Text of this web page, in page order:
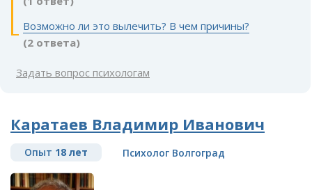
Возможно ли это вылечить? В чем причины?
(2 ответа)
Задать вопрос психологам
Каратаев Владимир Иванович
Опыт 18 лет Психолог Волгоград